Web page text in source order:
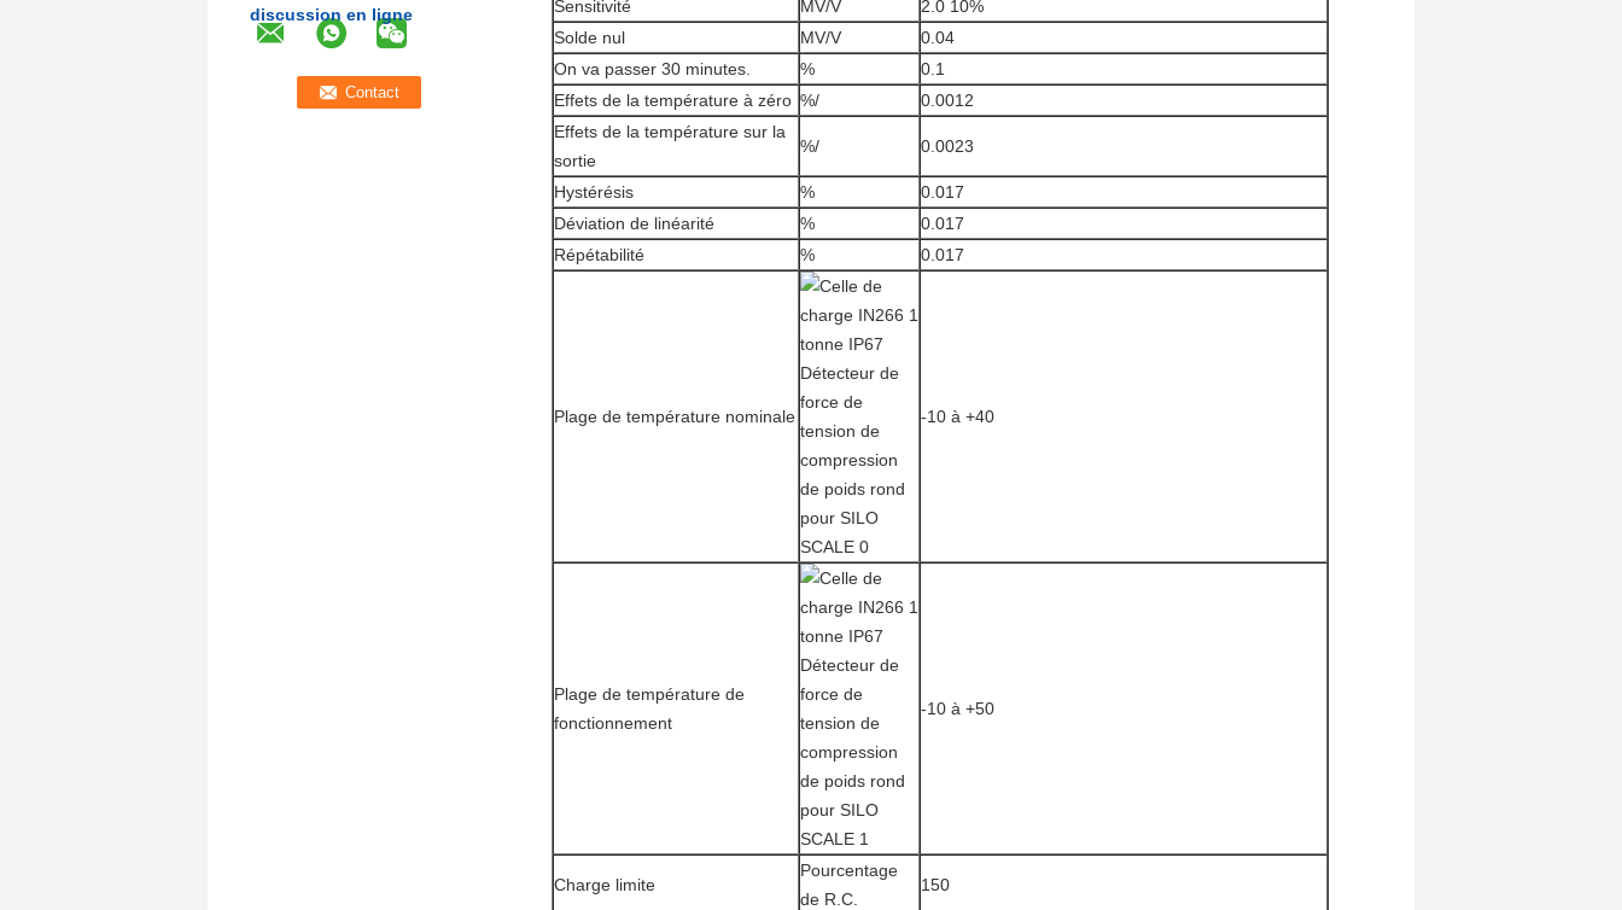
discussion en ligne
Sensitivité
MV/V
2.0 10%
Solde nul
MV/V
0.04
On va passer 30 minutes.
%
0.1
Effets de la température à zéro %/
0.0012
Effets de la température sur la
sortie
%/ 0.0023
Hystérésis %
0.017
Déviation de linéarité
%
0.017
Répétabilité
% 0.017
Plage de température nominale -10 à +40
Plage de température de
fonctionnement
-10 à +50
Charge limite
Pourcentage
de R.C.
150